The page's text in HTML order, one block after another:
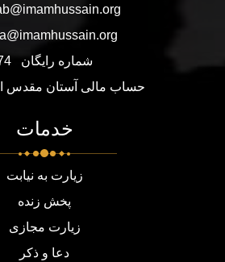
شماره رایگان
حساب مالی آستان مقدس
خدمات
زیارت به نیابت
پخش زنده
زیارت مجازی
دعا و ذکر